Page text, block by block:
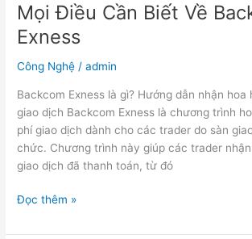
Mọi Điều Cần Biết Về
Exness
Công Nghệ /admin
Backcom Exness là gì? Hướng dẫn nhận hoa
giao dịch Backcom Exness là chương trình
phí giao dịch dành cho các trader do sàn
chức. Chương trình này giúp các trader
giao dịch đã thanh toán, từ đó
Đọc thêm »